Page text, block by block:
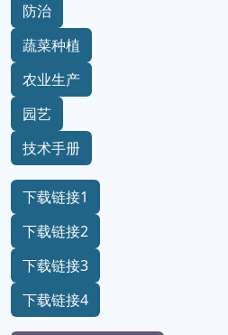
防治
蔬菜种植
农业生产
园艺
技术手册
下载链接1
下载链接2
下载链接3
下载链接4